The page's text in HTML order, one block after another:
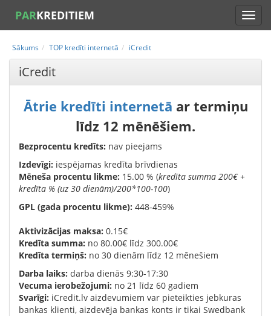
PARKREDITIEM
Sākums TOP kredīti internetā iCredit
iCredit
Ātrie kredīti internetā ar termiņu
līdz 12 mēnēšiem.
Bezprocentu kredīts: nav pieejams
Izdevīgi: iespējamas kredīta brīvdienas
Mēneša procentu likme: 15.00 % (kredīta summa 200€ +
kredīta % (uz 30 dienām)/200*100-100)
GPL (gada procentu likme): 448-459%
Aktivizācijas maksa: 0.15€
Kredīta summa: no 80.00€ līdz 300.00€
Kredīta termiņš: no 30 dienām līdz 12 mēnešiem
Darba laiks: darba dienās 9:30-17:30
Vecuma ierobežojumi: no 21 līdz 60 gadiem
Svarīgi: iCredit.lv aizdevumiem var pieteikties jebkuras
bankas klienti, aizdevēja bankas konts ir tikai Swedbank